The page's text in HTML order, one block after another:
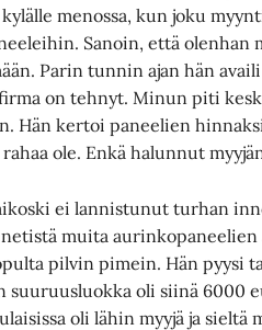
menossa, kun joku
Sanoin, että olenhan
Parin tunnin ajan hän
on tehnyt. Minun piti
Hän kertoi paneelien
ole. Enkä halunnut
ei lannistunut turhan
muita aurinkopaneelien
pilvin pimein. Hän pyysi
suuruusluokka oli siinä 6000
oli lähin myyjä ja